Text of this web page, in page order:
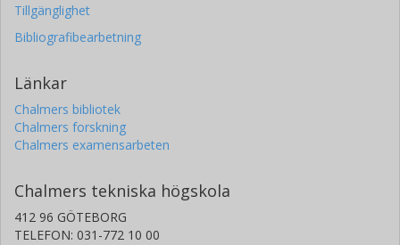
Tillgänglighet
Bibliografibearbetning
Länkar
Chalmers bibliotek
Chalmers forskning
Chalmers examensarbeten
Chalmers tekniska högskola
412 96 GÖTEBORG
TELEFON: 031-772 10 00